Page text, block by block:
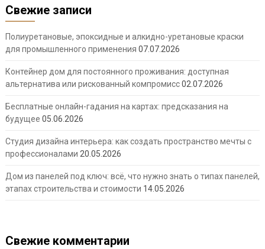
Свежие записи
Полиуретановые, эпоксидные и алкидно-уретановые краски
для промышленного применения 07.07.2026
Контейнер дом для постоянного проживания: доступная
альтернатива или рискованный компромисс02.07.2026
Бесплатные онлайн-гадания на картах: предсказания на
будущее 05.06.2026
Студия дизайна интерьера: как создать пространство мечты с
профессионалами 20.05.2026
Дом из панелей под ключ: всё, что нужно знать о типах панелей,
этапах строительства и стоимости 14.05.2026
Свежие комментарии